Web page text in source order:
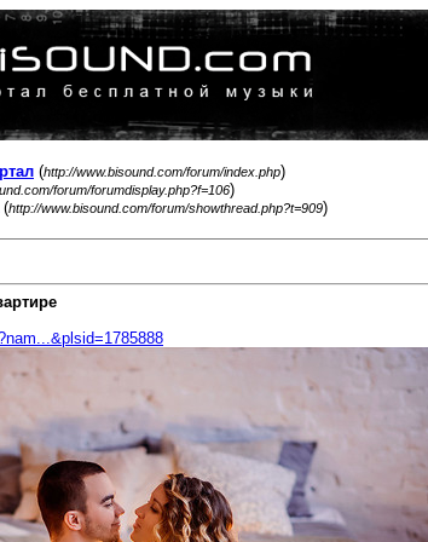
(http://www.bisound.com/forum/index.php)
forum/forumdisplay.php?f=106)
(http://www.bisound.com/forum/showthread.php?t=909)